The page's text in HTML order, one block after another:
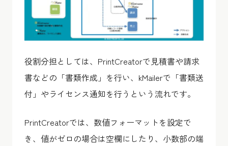
役割分担としては、PrintCreatorで見積書や請求
書などの「書類作成」を行い、kMailerで「書類送
付」やライセンス通知を行うという流れです。
PrintCreatorでは、数値フォーマットを設定で
き、値がゼロの場合は空欄にしたり、小数部の端